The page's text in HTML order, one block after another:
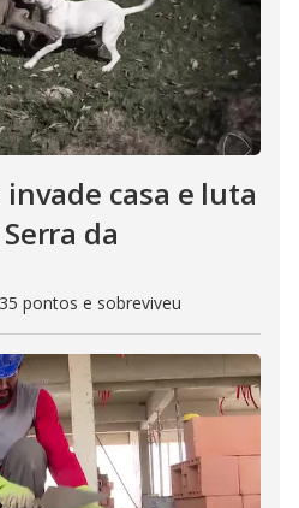
invade casa e luta
da
pontos e sobreviveu